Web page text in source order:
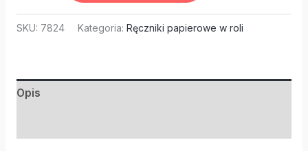
SKU: 7824 Kategoria: Ręczniki papierowe w roli
Opis